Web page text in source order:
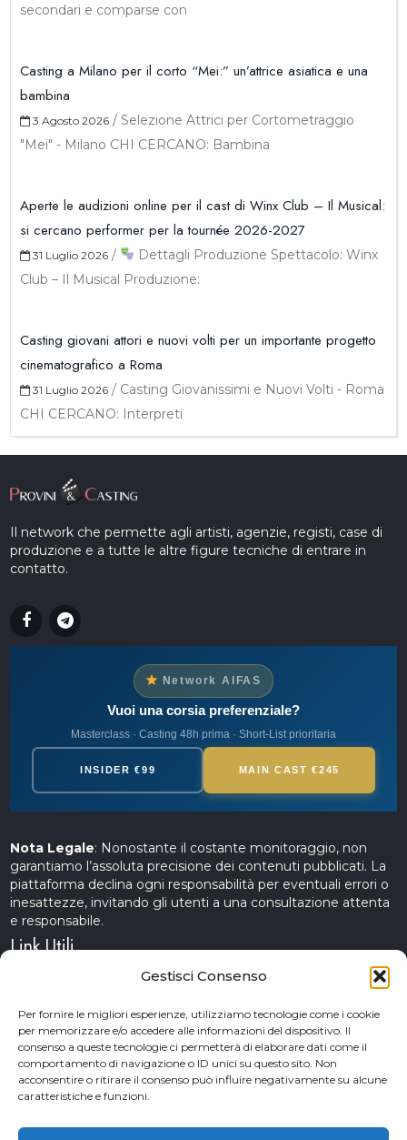
Gestisci Consenso
Per fornire le migliori esperienze, utilizziamo tecnologie come i cookie
per memorizzare e/o accedere alle informazioni del dispositivo. Il
consenso a queste tecnologie ci permetterà di elaborare dati come il
comportamento di navigazione o ID unici su questo sito. Non
acconsentire o ritirare il consenso può influire negativamente su alcune
caratteristiche e funzioni.
secondari e comparse con
Casting a Milano per il corto “Mei:” un’attrice asiatica e una
bambina
3 Agosto 2026 / Selezione Attrici per Cortometraggio
"Mei" - Milano CHI CERCANO: Bambina
Aperte le audizioni online per il cast di Winx Club – Il Musical:
si cercano performer per la tournée 2026-2027
31 Luglio 2026 /
Dettagli Produzione Spettacolo: Winx
Club – Il Musical Produzione:
Casting giovani attori e nuovi volti per un importante progetto
cinematografico a Roma
31 Luglio 2026 / Casting Giovanissimi e Nuovi Volti - Roma
CHI CERCANO: Interpreti
Il network che permette agli artisti, agenzie, registi, case di
produzione e a tutte le altre figure tecniche di entrare in
contatto.
Network AIFAS
Vuoi una corsia preferenziale?
Masterclass · Casting 48h prima · Short-List prioritaria
INSIDER €99 MAIN CAST €245
Nota Legale: Nonostante il costante monitoraggio, non
garantiamo l’assoluta precisione dei contenuti pubblicati. La
piattaforma declina ogni responsabilità per eventuali errori o
inesattezze, invitando gli utenti a una consultazione attenta
e responsabile.
Link Utili
Servizi Cinematografici
CercAttori
Accademia Arte e Spettacolo